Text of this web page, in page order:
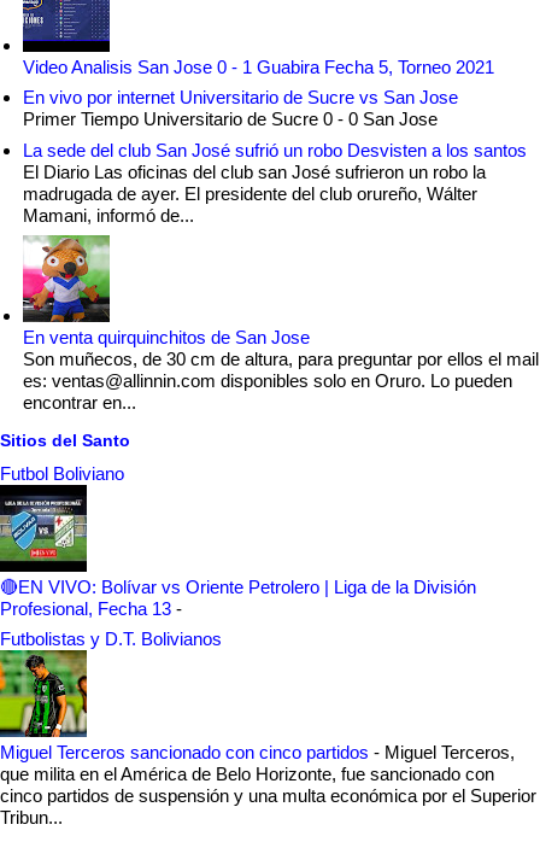
Video Analisis San Jose 0 - 1 Guabira Fecha 5, Torneo 2021
En vivo por internet Universitario de Sucre vs San Jose
Primer Tiempo Universitario de Sucre 0 - 0 San Jose
La sede del club San José sufrió un robo Desvisten a los santos
El Diario Las oficinas del club san José sufrieron un robo la
madrugada de ayer. El presidente del club orureño, Wálter
Mamani, informó de...
En venta quirquinchitos de San Jose
Son muñecos, de 30 cm de altura, para preguntar por ellos el mail
es: ventas@allinnin.com disponibles solo en Oruro. Lo pueden
encontrar en...
Sitios del Santo
Futbol Boliviano
🔴EN VIVO: Bolívar vs Oriente Petrolero | Liga de la División
Profesional, Fecha 13 -
Futbolistas y D.T. Bolivianos
Miguel Terceros sancionado con cinco partidos - Miguel Terceros,
que milita en el América de Belo Horizonte, fue sancionado con
cinco partidos de suspensión y una multa económica por el Superior
Tribun...